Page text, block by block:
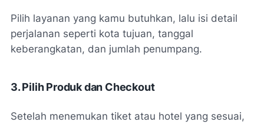
Pilih layanan yang kamu butuhkan, lalu isi detail
perjalanan seperti kota tujuan, tanggal
keberangkatan, dan jumlah penumpang.
3. Pilih Produk dan Checkout
Setelah menemukan tiket atau hotel yang sesuai,